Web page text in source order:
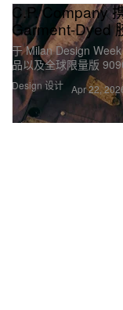
Design 设计
C.P. Company
Garment-Dyed
于 Milan Design
品以及全球限量版
Apr 22,